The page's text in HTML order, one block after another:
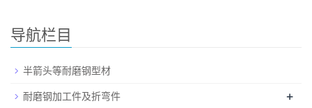
导航栏目
半箭头等耐磨钢型材
耐磨钢加工件及折弯件
+